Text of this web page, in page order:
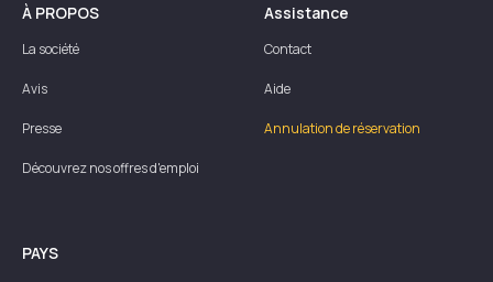
À PROPOS
La société
Avis
Presse
Découvrez nos offres d'emploi
Assistance
Contact
Aide
Annulation de réservation
PAYS